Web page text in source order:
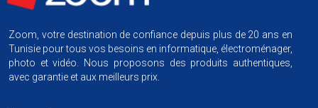
Zoom, votre destination de confiance depuis plus de 20 ans en
Tunisie pour tous vos besoins en informatique, électroménager,
photo et vidéo. Nous proposons des produits authentiques,
avec garantie et aux meilleurs prix.